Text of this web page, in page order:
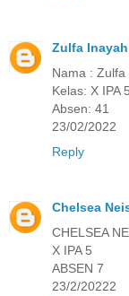
Zulfa Inayah
Nama : Zulfa
Kelas: X IPA 5
Absen: 41
23/02/2022
Reply
Chelsea
CHELSEA
X IPA 5
ABSEN 7
23/2/20222